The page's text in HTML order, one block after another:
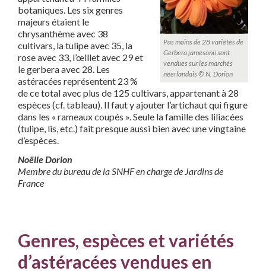
Pas moins de 28 variétés de
Gerbera jamesonii sont
vendues sur les marchés
néerlandais © N. Dorion
botaniques. Les six genres
majeurs étaient le
chrysanthème avec 38
cultivars, la tulipe avec 35, la
rose avec 33, l’œillet avec 29 et
le gerbera avec 28. Les
astéracées représentent 23 %
de ce total avec plus de 125 cultivars, appartenant à 28
espèces (cf. tableau). Il faut y ajouter l’artichaut qui figure
dans les « rameaux coupés ». Seule la famille des liliacées
(tulipe, lis, etc.) fait presque aussi bien avec une vingtaine
d’espèces.
Noëlle Dorion
Membre du bureau de la SNHF en charge de Jardins de
France
Genres, espèces et variétés
d’astéracées vendues en